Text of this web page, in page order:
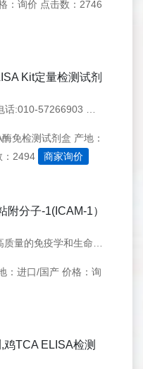
：询价 点击数：2746
Kit定量检测试剂
免检测试剂盒 产地：
：2494 商家询价
分子-1(ICAM-1）
：进口/国产 价格：询
TCA ELISA检测